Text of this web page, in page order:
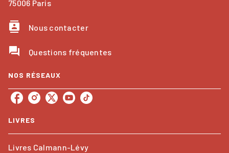
75006 Paris
contacts Nous contacter
question_answer Questions fréquentes
NOS RÉSEAUX
LIVRES
Livres Calmann-Lévy